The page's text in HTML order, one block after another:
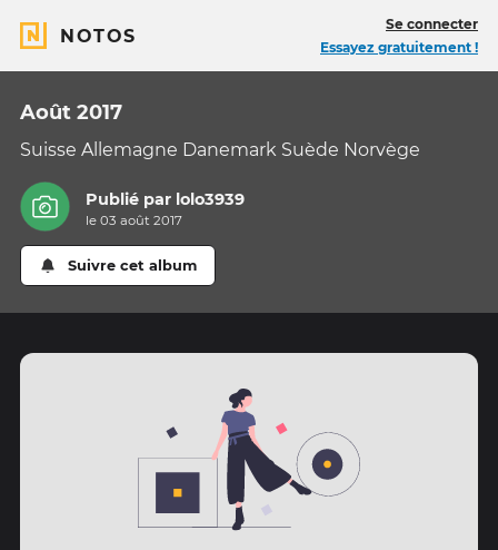
NOTOS
Se connecter
Essayez gratuitement !
Août 2017
Suisse Allemagne Danemark Suède Norvège
Publié par lolo3939
le 03 août 2017
Suivre cet album